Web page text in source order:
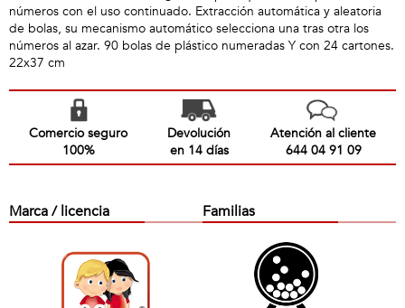
números con el uso continuado. Extracción automática y aleatoria
de bolas, su mecanismo automático selecciona una tras otra los
números al azar. 90 bolas de plástico numeradas Y con 24 cartones.
22x37 cm
Comercio seguro
100%
Devolución
en 14 días
Atención al cliente
644 04 91 09
Marca / licencia Familias